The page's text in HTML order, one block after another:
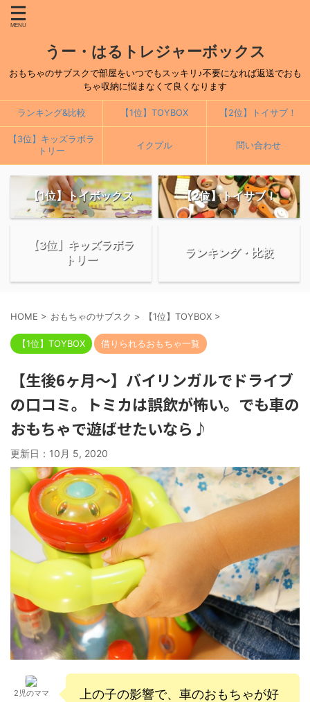
うー・はるトレジャーボックス
おもちゃのサブスクで部屋をいつでもスッキリ♪不要になれば返送でおも
ちゃ収納に悩まなくて良くなります
ランキング&比較 【1位】TOYBOX 【2位】トイサブ！
【3位】キッズラボラ
トリー
イクプル 問い合わせ
【1位】トイボックス 【2位】トイサブ！
【3位】キッズラボラ
トリー
ランキング・比較
HOME > おもちゃのサブスク > 【1位】TOYBOX >
【1位】TOYBOX 借りられるおもちゃ一覧
【生後6ヶ月〜】バイリンガルでドライブ
の口コミ。トミカは誤飲が怖い。でも車の
おもちゃで遊ばせたいなら♪
更新日： 10月 5, 2020
2児のママ
上の子の影響で、車のおもちゃが好